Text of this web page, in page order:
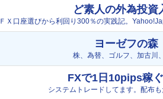
ど素人の外為投資
ＦＸ口座選びから利回り300％の実践記。
ヨーゼフの森
株、為替、ゴルフ、加古川
FXで1日10pips稼
システムトレードしてます。配布